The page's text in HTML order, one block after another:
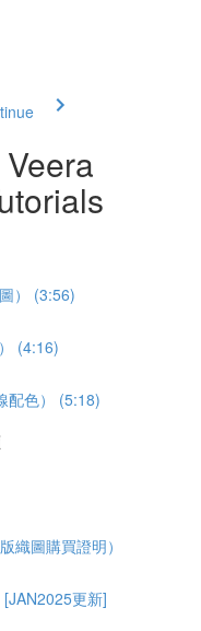
） (3:56)
(4:16)
配色） (5:18)
織圖購買證明）
更新]